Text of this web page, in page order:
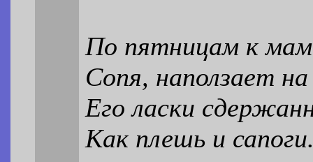
По пятницам к
Сопя, наползает
Его ласки
Как плешь и